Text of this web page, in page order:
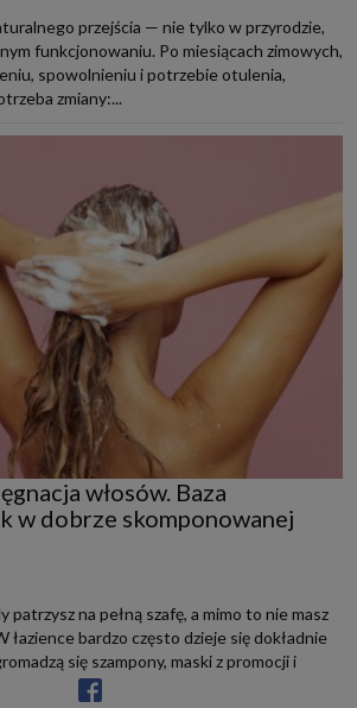
przejścia — nie tylko w przyrodzie,
funkcjonowaniu. Po miesiącach zimowych,
spowolnieniu i potrzebie otulenia,
zmiany:...
włosów. Baza
w dobrze skomponowanej
patrzysz na pełną szafę, a mimo to nie masz
łazience bardzo często dzieje się dokładnie
się szampony, maski z promocji i
s...